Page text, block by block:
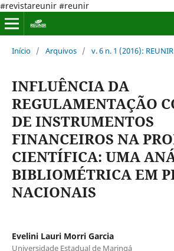
#revistareunir #reunir
Início / Arquivos / v. 6 n. 1 (2016): REUNIR
INFLUÊNCIA DA
REGULAMENTAÇÃO
DE INSTRUMENTOS
FINANCEIROS NA
CIENTÍFICA: UMA
BIBLIOMÉTRICA EM
NACIONAIS
Evelini Lauri Morri Garcia
Universidade Estadual de Maringá